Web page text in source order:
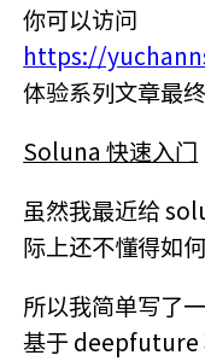
你可以访问
https://
体验系列文章最
Soluna 快速入门
虽然我最近给
际上还不懂得如何
所以我简单写了
基于 deepfuture